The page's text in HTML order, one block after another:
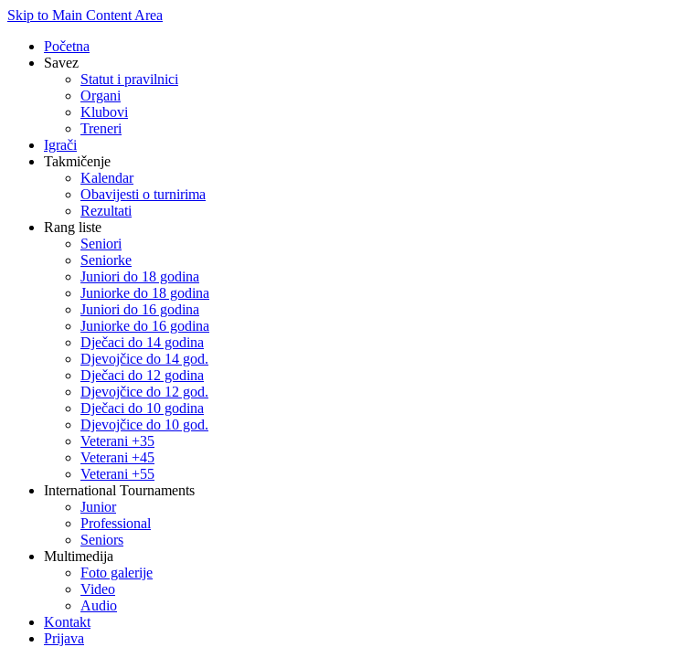
Skip to Main Content Area
Početna
Savez
Statut i pravilnici
Organi
Klubovi
Treneri
Igrači
Takmičenje
Kalendar
Obavijesti o turnirima
Rezultati
Rang liste
Seniori
Seniorke
Juniori do 18 godina
Juniorke do 18 godina
Juniori do 16 godina
Juniorke do 16 godina
Dječaci do 14 godina
Djevojčice do 14 god.
Dječaci do 12 godina
Djevojčice do 12 god.
Dječaci do 10 godina
Djevojčice do 10 god.
Veterani +35
Veterani +45
Veterani +55
International Tournaments
Junior
Professional
Seniors
Multimedija
Foto galerije
Video
Audio
Kontakt
Prijava